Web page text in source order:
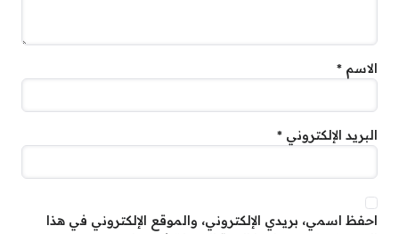
الاسم *
البريد الإلكتروني *
احفظ اسمي، بريدي الإلكتروني، والموقع الإلكتروني في هذا